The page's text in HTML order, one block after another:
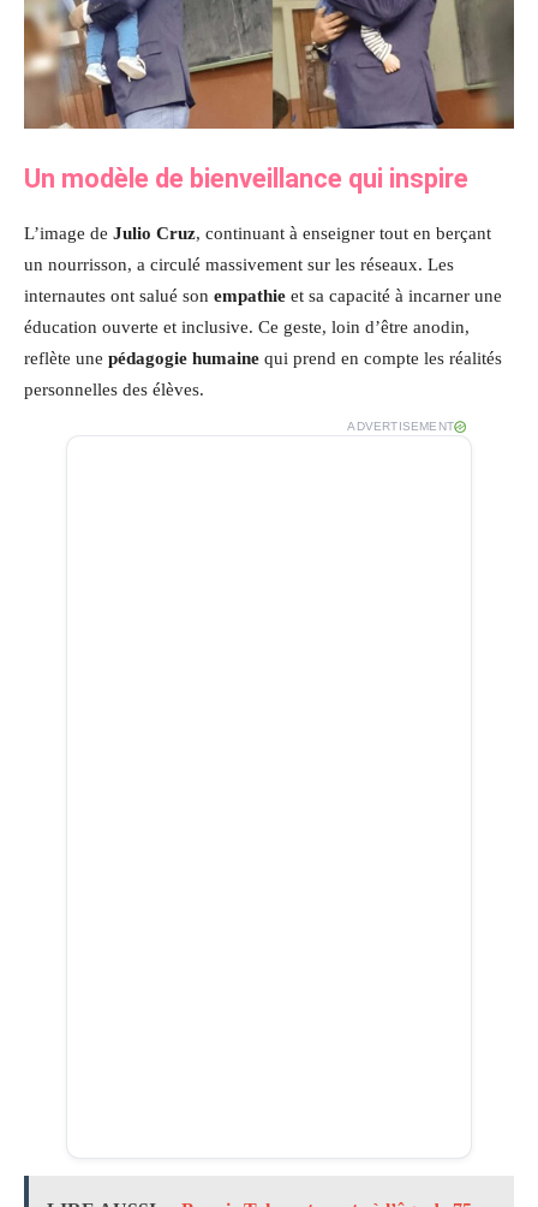
Un modèle de bienveillance qui inspire
L’image de Julio Cruz, continuant à enseigner tout en berçant
un nourrisson, a circulé massivement sur les réseaux. Les
internautes ont salué son empathie et sa capacité à incarner une
éducation ouverte et inclusive. Ce geste, loin d’être anodin,
reflète une pédagogie humaine qui prend en compte les réalités
personnelles des élèves.
ADVERTISEMENT